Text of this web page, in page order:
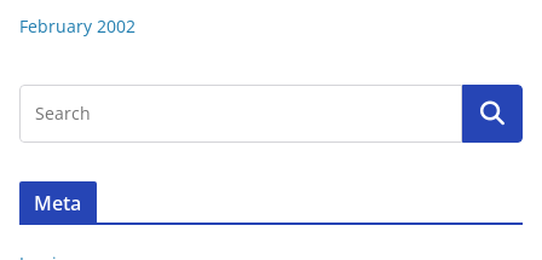
February 2002
Meta